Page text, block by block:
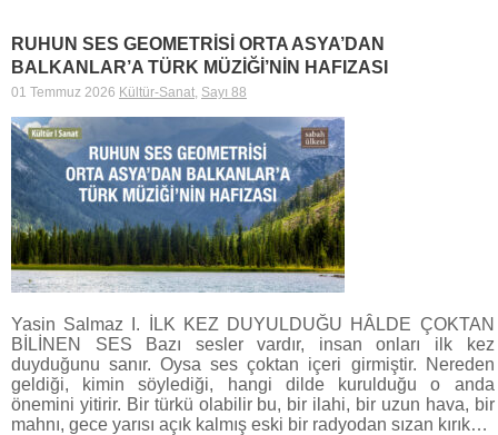
RUHUN SES GEOMETRİSİ ORTA ASYA’DAN
BALKANLAR’A TÜRK MÜZİĞİ’NİN HAFIZASI
01 Temmuz 2026 Kültür-Sanat, Sayı 88
Yasin Salmaz I. İLK KEZ DUYULDUĞU HÂLDE ÇOKTAN
BİLİNEN SES Bazı sesler vardır, insan onları ilk kez
duyduğunu sanır. Oysa ses çoktan içeri girmiştir. Nereden
geldiği, kimin söylediği, hangi dilde kurulduğu o anda
önemini yitirir. Bir türkü olabilir bu, bir ilahi, bir uzun hava, bir
mahnı, gece yarısı açık kalmış eski bir radyodan sızan kırık…